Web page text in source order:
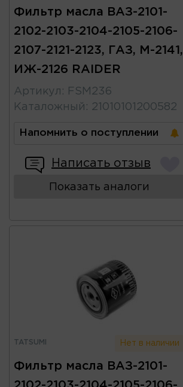
Фильтр масла ВАЗ-2101-
2102-2103-2104-2105-2106-
2107-2121-2123, ГАЗ, М-2141,
ИЖ-2126 RAIDER
Артикул :
FSM236
Каталожный : 21010101200582
Напомнить о поступлении
Написать отзыв
Показать аналоги
TATSUMI Нет в наличии
Фильтр масла ВАЗ-2101-